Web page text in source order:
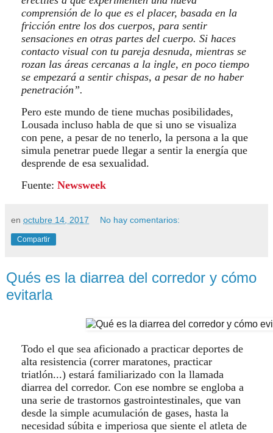
comprensión de lo que es el placer, basada en la
fricción entre los dos cuerpos, para sentir
sensaciones en otras partes del cuerpo. Si haces
contacto visual con tu pareja desnuda, mientras se
rozan las áreas cercanas a la ingle, en poco tiempo
se empezará a sentir chispas, a pesar de no haber
penetración”.
Pero este mundo de tiene muchas posibilidades,
Lousada incluso habla de que si uno se visualiza
con pene, a pesar de no tenerlo, la persona a la que
simula penetrar puede llegar a sentir la energía que
desprende de esa sexualidad.
Fuente: Newsweek
en octubre 14, 2017 No hay comentarios:
Compartir
Qués es la diarrea del corredor y cómo
evitarla
Todo el que sea aficionado a practicar deportes de
alta resistencia (correr maratones, practicar
triatlón...) estará familiarizado con la llamada
diarrea del corredor. Con ese nombre se engloba a
una serie de trastornos gastrointestinales, que van
desde la simple acumulación de gases, hasta la
necesidad súbita e imperiosa que siente el atleta de